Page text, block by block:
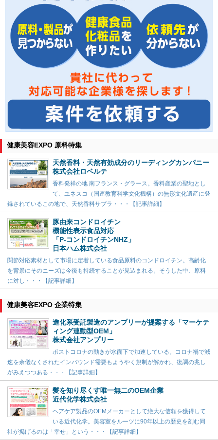
健康美容EXPO 原料特集
天然香料・天然有効成分のリーディングカンパニー
株式会社ロベルテ
香料発祥の地 南フランス・グラース。香料産業の聖地とし
て、ユネスコ（国連教育科学文化機構）の無形文化遺産に登
録されているこの地で、天然香料サプラ・・・【記事詳細】
豚由来コンドロイチン
機能性表示食品対応
「P-コンドロイチンNHZ」
日本ハム株式会社
関節対応素材として市場に定着している食品原料のコンドロイチン。高齢化
を背景にそのニーズは今後も持続することが見込まれる。そうした中、原料
に対し・・・【記事詳細】
健康美容EXPO 企業特集
進化系受託製造のアンプリーが提案する「マーケテ
ィング連動型OEM」
株式会社アンプリー
ポストコロナの動きが水面下で加速している。コロナ禍で減
速を余儀なくされたインバウンド需要もようやく規制が解かれ、復調の兆し
がみえつつある・・・【記事詳細】
髪を知り尽くす唯一無二のOEM企業
近代化学株式会社
ヘアケア製品のOEMメーカーとして絶大な信頼を獲得して
いる近代化学。美容室をルーツに90年以上の歴史を刻む同
社が掲げるのは「幸せ」という・・・【記事詳細】